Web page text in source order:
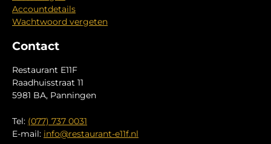
Accountdetails
Wachtwoord vergeten
Contact
Restaurant E11F
Raadhuisstraat 11
5981 BA, Panningen
Tel: (077) 737 0031
E-mail: info@restaurant-e11f.nl